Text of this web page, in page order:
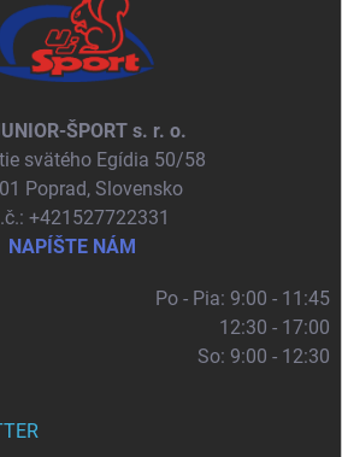
ŠPORT s. r. o.
svätého Egídia 50/58
Poprad, Slovensko
+421527722331
NAPÍŠTE NÁM
Po - Pia: 9:00 - 11:45
12:30 - 17:00
So: 9:00 - 12:30